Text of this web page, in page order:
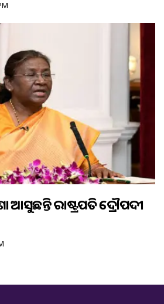
ଆସୁଛନ୍ତି ରାଷ୍ଟ୍ରପତି ଦ୍ରୌପଦୀ